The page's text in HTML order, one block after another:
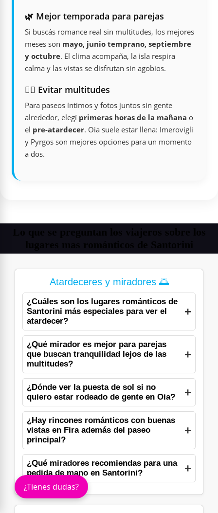
🌿 Mejor temporada para parejas
Si buscás romance real sin multitudes, los mejores
meses son mayo, junio temprano, septiembre
y octubre. El clima acompaña, la isla respira
calma y las vistas se disfrutan sin agobios.
🚶‍♀️ Evitar multitudes
Para paseos íntimos y fotos juntos sin gente
alrededor, elegí primeras horas de la mañana o
el pre-atardecer. Oia suele estar llena: Imerovigli
y Pyrgos son mejores opciones para un momento
a dos.
Atardeceres y miradores 🌅
¿Cuáles son los lugares románticos de
Santorini más especiales para ver el
atardecer?
¿Qué mirador es mejor para parejas
que buscan tranquilidad lejos de las
multitudes?
¿Dónde ver la puesta de sol si no
quiero estar rodeado de gente en Oia?
¿Hay rincones románticos con buenas
vistas en Fira además del paseo
principal?
¿Qué miradores recomiendas para una
pedida de mano en Santorini?
¿Tienes dudas?